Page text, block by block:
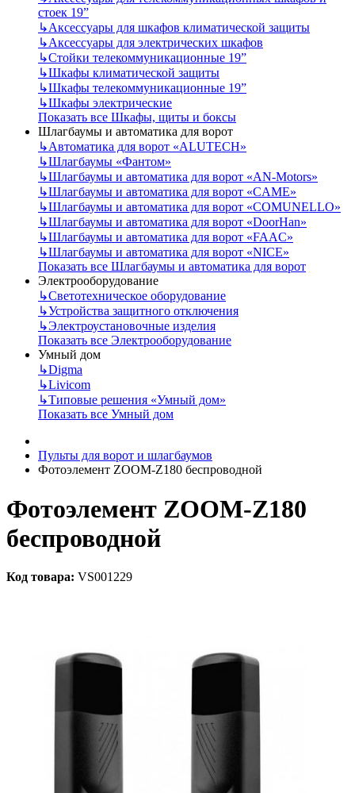
стоек 19”
↳Аксессуары для шкафов климатической защиты
↳Аксессуары для электрических шкафов
↳Стойки телекоммуникационные 19”
↳Шкафы климатической защиты
↳Шкафы телекоммуникационные 19”
↳Шкафы электрические
Показать все Шкафы, щиты и боксы
Шлагбаумы и автоматика для ворот
↳Автоматика для ворот «ALUTECH»
↳Шлагбаумы «Фантом»
↳Шлагбаумы и автоматика для ворот «AN-Motors»
↳Шлагбаумы и автоматика для ворот «CAME»
↳Шлагбаумы и автоматика для ворот «COMUNELLO»
↳Шлагбаумы и автоматика для ворот «DoorHan»
↳Шлагбаумы и автоматика для ворот «FAAC»
↳Шлагбаумы и автоматика для ворот «NICE»
Показать все Шлагбаумы и автоматика для ворот
Электрооборудование
↳Светотехническое оборудование
↳Устройства защитного отключения
↳Электроустановочные изделия
Показать все Электрооборудование
Умный дом
↳Digma
↳Livicom
↳Типовые решения «Умный дом»
Показать все Умный дом
Пульты для ворот и шлагбаумов
Фотоэлемент ZOOM-Z180 беспроводной
Фотоэлемент ZOOM-Z180
беспроводной
Код товара: VS001229